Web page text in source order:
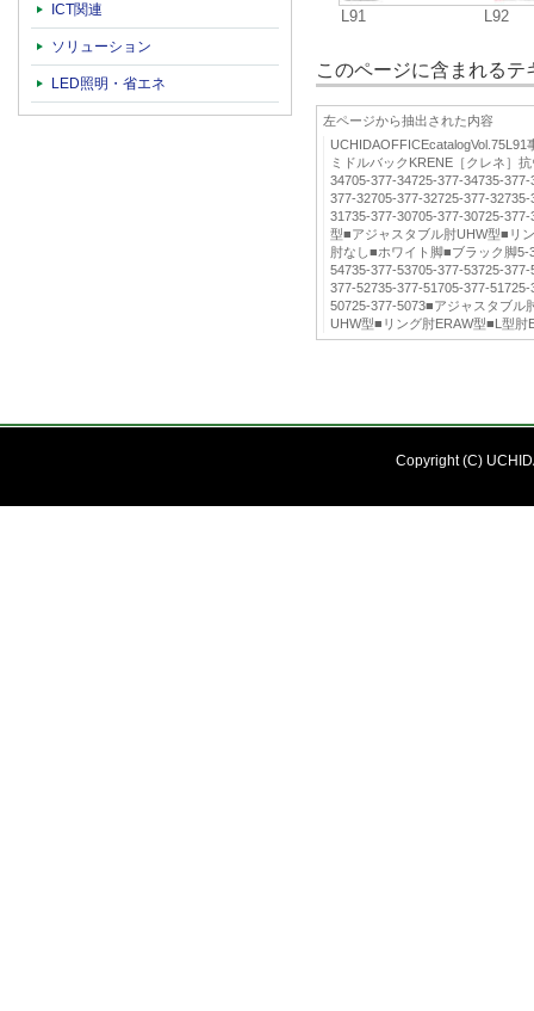
L91 L92
このページに含まれる
左ページから抽出された内容
ミドルバックKRENE［クレネ］
34705-377-34725-377-34735-
377-32705-377-32725-377-
31735-377-30705-377-30725-
型■アジャスタブル肘UHW型■リ
肘なし■ホワイト脚■ブラック脚
54735-377-53705-377-53725-
377-52735-377-51705-377-
50725-377-5073■アジャスタブル
UHW型■リング肘ERAW型■L型肘
ICT関連
ソリューション
LED照明・省エネ
Copyright (C)